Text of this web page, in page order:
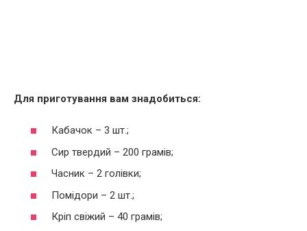
Для приготування вам знадобиться:
Кабачок – 3 шт.;
Сир твердий – 200 грамів;
Часник – 2 голівки;
Помідори – 2 шт.;
Кріп свіжий – 40 грамів;